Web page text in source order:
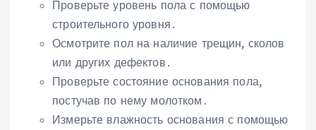
Проверьте уровень пола с помощью
строительного уровня․
Осмотрите пол на наличие трещин, сколов
или других дефектов․
Проверьте состояние основания пола,
постучав по нему молотком․
Измерьте влажность основания с помощью